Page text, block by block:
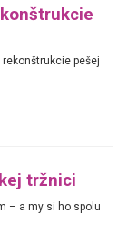
pešej
tržnici
– a my si ho spolu